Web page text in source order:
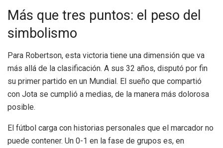
Más que tres puntos: el peso del
simbolismo
Para Robertson, esta victoria tiene una dimensión que va
más allá de la clasificación. A sus 32 años, disputó por fin
su primer partido en un Mundial. El sueño que compartió
con Jota se cumplió a medias, de la manera más dolorosa
posible.
El fútbol carga con historias personales que el marcador no
puede contener. Un 0-1 en la fase de grupos es, en